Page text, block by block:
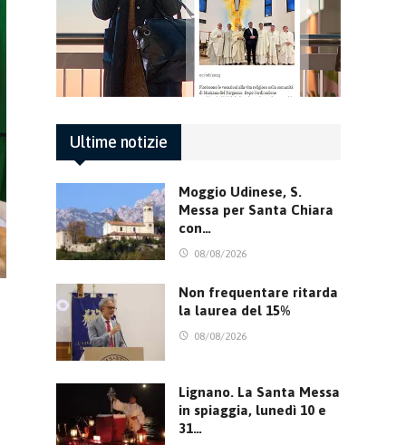
Ultime notizie
Moggio Udinese, S.
Messa per Santa Chiara
con…
08/08/2026
Non frequentare ritarda
la laurea del 15%
08/08/2026
Lignano. La Santa Messa
in spiaggia, lunedì 10 e
31…